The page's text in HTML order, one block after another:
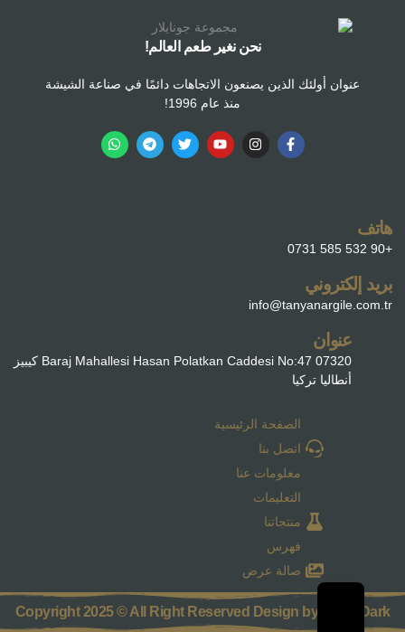
نحن نغير طعم العالم!
عنوان أولئك الذين يصنعون الاتجاهات دائمًا في صناعة الشيشة
منذ عام 1996!
هاتف
+90 532 585 0731
بريد إلكتروني
info@tanyanargile.com.tr
عنوان
Baraj Mahallesi Hasan Polatkan Caddesi No:47 07320 كيبيز
أنطاليا تركيا
الصفحة الرئيسية
اتصل بنا
معلومات عنا
التعليمات
منتجاتنا
فهرس
صالة عرض
Copyright 2025 © All Right Reserved Design by Parra Dark